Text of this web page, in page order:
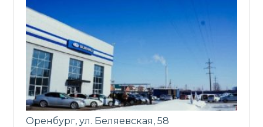
Оренбург, ул. Беляевская, 58